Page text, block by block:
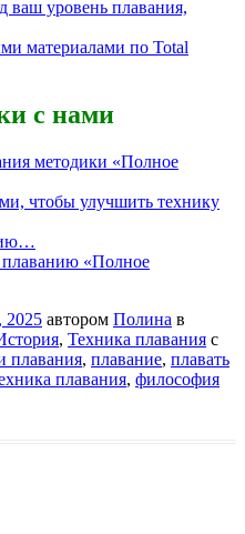
ваш уровень плавания,
материалами по Total
с нами
методики «Полное
чтобы улучшить технику
«Полное
2025 автором Полина в
, Техника плавания с
плавания, плавание, плавать
плавания, философия